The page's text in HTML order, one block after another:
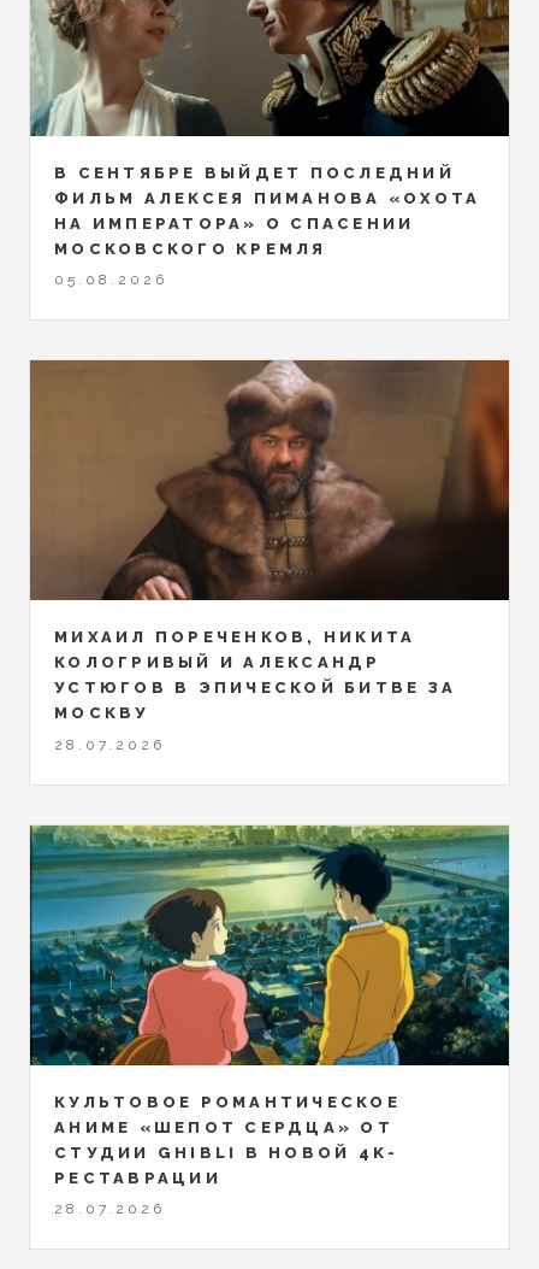
В СЕНТЯБРЕ ВЫЙДЕТ ПОСЛЕДНИЙ
ФИЛЬМ АЛЕКСЕЯ ПИМАНОВА «ОХОТА
НА ИМПЕРАТОРА» О СПАСЕНИИ
МОСКОВСКОГО КРЕМЛЯ
05.08.2026
МИХАИЛ ПОРЕЧЕНКОВ, НИКИТА
КОЛОГРИВЫЙ И АЛЕКСАНДР
УСТЮГОВ В ЭПИЧЕСКОЙ БИТВЕ ЗА
МОСКВУ
28.07.2026
КУЛЬТОВОЕ РОМАНТИЧЕСКОЕ
АНИМЕ «ШЕПОТ СЕРДЦА» ОТ
СТУДИИ GHIBLI В НОВОЙ 4K-
РЕСТАВРАЦИИ
28.07.2026